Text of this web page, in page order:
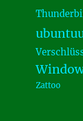
Zattoo